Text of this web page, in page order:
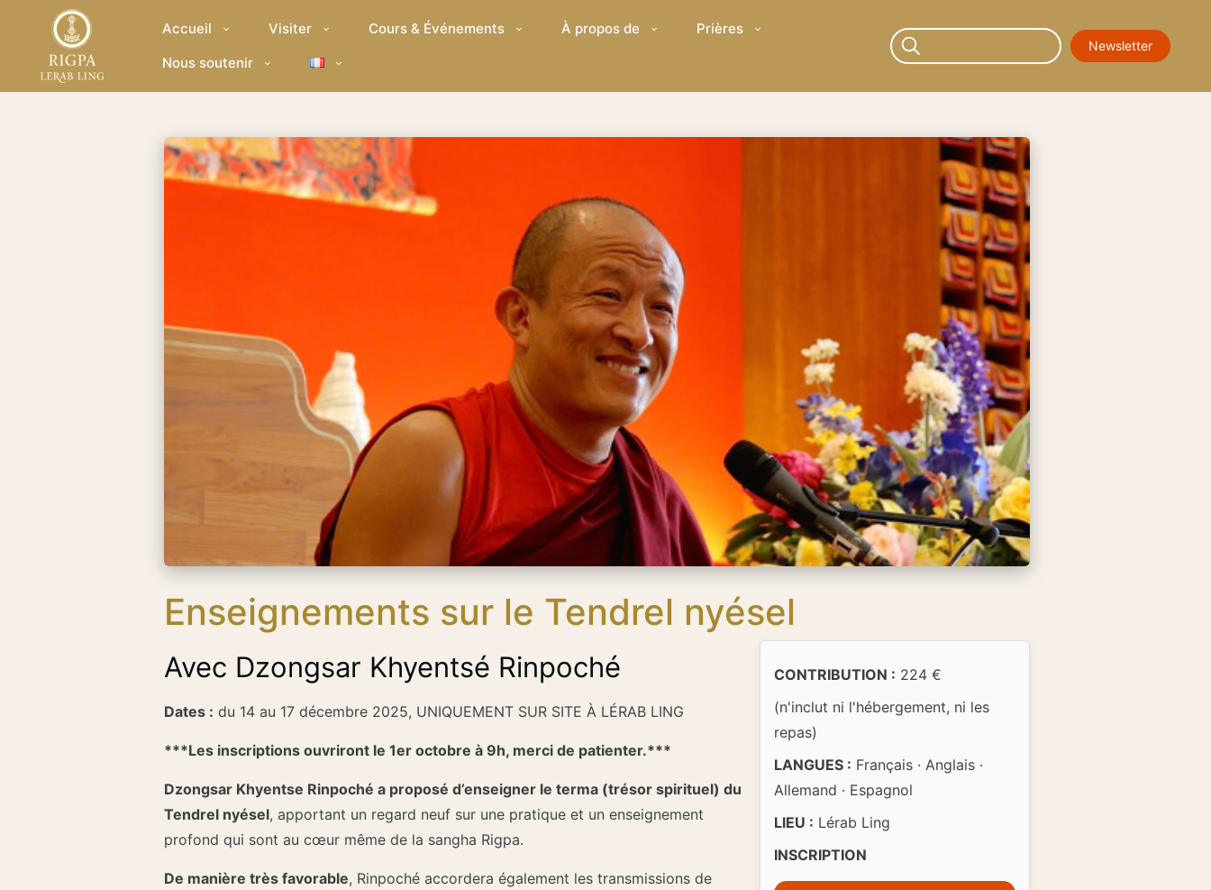
Accueil Visiter Cours & Événements À propos de
Prières
Nous soutenir
Newsletter
Enseignements sur le Tendrel nyésel
Avec Dzongsar Khyentsé Rinpoché
Dates : du 14 au 17 décembre 2025, UNIQUEMENT SUR SITE À LÉRAB LING
***Les inscriptions ouvriront le 1er octobre à 9h, merci de patienter.***
Dzongsar Khyentse Rinpoché a proposé d’enseigner le terma (trésor spirituel) du
Tendrel nyésel, apportant un regard neuf sur une pratique et un enseignement
profond qui sont au cœur même de la sangha Rigpa.
De manière très favorable, Rinpoché accordera également les transmissions de
CONTRIBUTION : 224 €
(n'inclut ni l'hébergement, ni les
repas)
LANGUES : Français · Anglais ·
Allemand · Espagnol
LIEU : Lérab Ling
INSCRIPTION